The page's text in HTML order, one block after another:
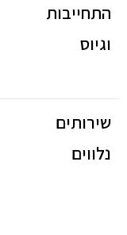
התחייבות
וגיוס
שירותים
נלווים